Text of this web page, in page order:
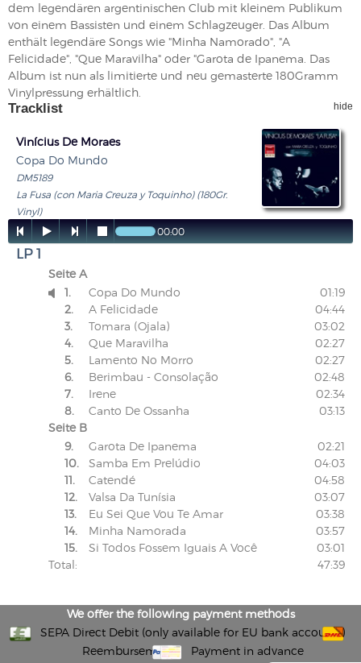
dem legendären argentinischen Club mit kleinem Publikum
von einem Bassisten und einem Schlagzeuger. Das Album
enthält legendäre Songs wie "Minha Namorado", "A
Felicidade", "Que Maravilha" oder "Garota de Ipanema. Das
Album ist nun als limitierte und neu gemasterte 180Gramm
Vinylpressung erhältlich.
Tracklist hide
Vinícius De Moraes
Copa Do Mundo
DM5189
La Fusa (con Maria Creuza y Toquinho) (180Gr.
Vinyl)

   00:00
LP 1
Seite A

1. Copa Do Mundo
01:19
2.
A Felicidade
04:44
3.
Tomara (Ojala)
03:02
4.
Que Maravilha
02:27
5.
Lamento No Morro
02:27
6.
Berimbau - Consolação
02:48
7.
Irene
02:34
8.
Canto De Ossanha
03:13
Seite B
9.
Garota De Ipanema
02:21
10.
Samba Em Prelúdio
04:03
11.
Catendé
04:58
12.
Valsa Da Tunísia
03:07
13.
Eu Sei Que Vou Te Amar
03:38
14.
Minha Namorada
03:57
15.
Si Todos Fossem Iguais A Você
03:01
Total:
47:39
We offer the following payment methods
SEPA Direct Debit (only available for EU bank accounts)
Reembursement
Payment in advance